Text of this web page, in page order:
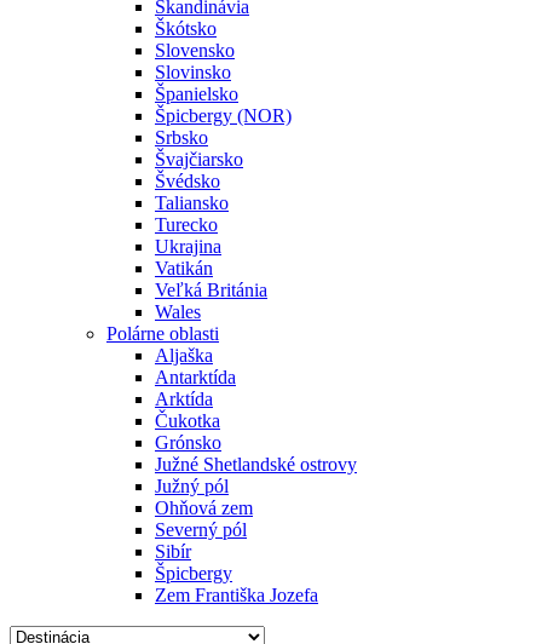
Škandinávia
Škótsko
Slovensko
Slovinsko
Španielsko
Špicbergy (NOR)
Srbsko
Švajčiarsko
Švédsko
Taliansko
Turecko
Ukrajina
Vatikán
Veľká Británia
Wales
Polárne oblasti
Aljaška
Antarktída
Arktída
Čukotka
Grónsko
Južné Shetlandské ostrovy
Južný pól
Ohňová zem
Severný pól
Sibír
Špicbergy
Zem Františka Jozefa